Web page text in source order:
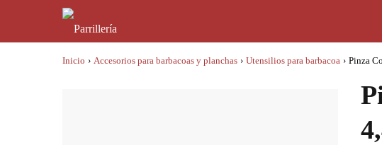
Inicio › Accesorios para barbacoas y planchas › Utensilios para barbacoa › Pinza